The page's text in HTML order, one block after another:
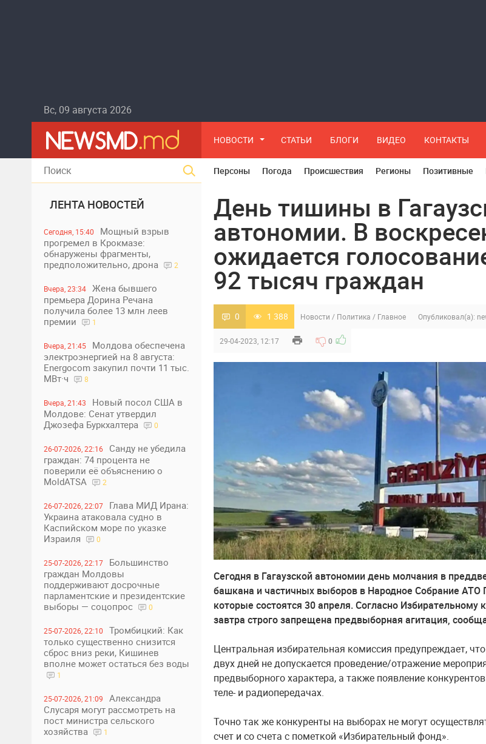
Вс, 09 августа 2026
НОВОСТИ СТАТЬИ БЛОГИ ВИДЕО КОНТАКТЫ
ЛЕНТА НОВОСТЕЙ
Сегодня, 15:40
Мощный взрыв
прогремел в Крокмазе:
обнаружены фрагменты,
предположительно, дрона
2
Вчера, 23:34
Жена бывшего
премьера Дорина Речана
получила более 13 млн леев
премии
1
Вчера, 21:45
Молдова обеспечена
электроэнергией на 8 августа:
Energocom закупил почти 11 тыс.
МВт·ч
8
Вчера, 21:43
Новый посол США в
Молдове: Сенат утвердил
Джозефа Буркхалтера
0
26-07-2026, 22:16
Санду не убедила
граждан: 74 процента не
поверили её объяснению о
MoldATSA
2
26-07-2026, 22:07
Глава МИД Ирана:
Украина атаковала судно в
Каспийском море по указке
Израиля
0
25-07-2026, 22:17
Большинство
граждан Молдовы
поддерживают досрочные
парламентские и президентские
выборы — соцопрос
0
25-07-2026, 22:10
Тромбицкий: Как
только существенно снизится
сброс вниз реки, Кишинев
вполне может остаться без воды
1
25-07-2026, 21:09
Александра
Слусаря могут рассмотреть на
пост министра сельского
хозяйства
1
Персоны Погода Происшествия Регионы Позитивные
День тишины в
автономии. В
ожидается
92 тысяч граждан
0 1 388 Новости / Политика / Главное Опубликовал(а):
29-04-2023, 12:17 0
Сегодня в Гагаузской автономии день молчания в
башкана и частичных выборов в Народное Собрание АТО
которые состоятся 30 апреля. Согласно Избирательному
завтра строго запрещена предвыборная агитация,
Центральная избирательная комиссия предупреждает, что
двух дней не допускается проведение/отражение
предвыборного характера, а также появление
теле- и радиопередачах.
Точно так же конкуренты на выборах не могут
счет и со счета с пометкой «Избирательный фонд».